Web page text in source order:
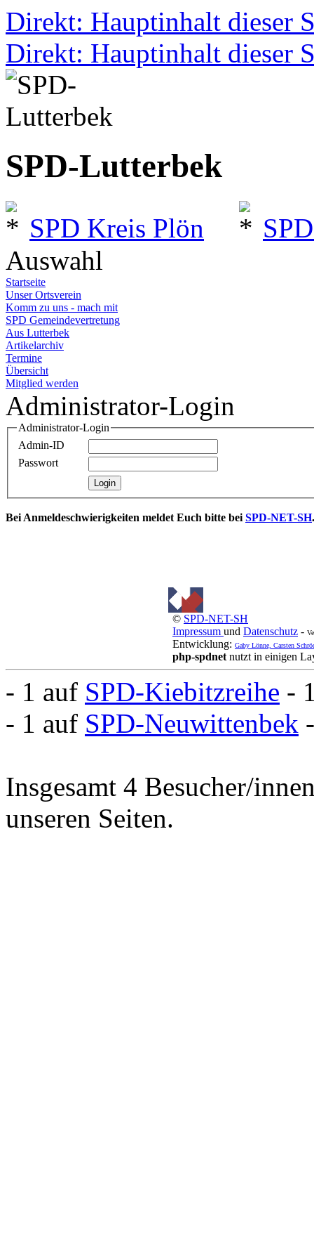
Direkt: Hauptinhalt dieser
Direkt: Hauptinhalt dieser
SPD-Lutterbek
SPD Kreis Plön
Auswahl
Startseite
Unser Ortsverein
Komm zu uns - mach mit
SPD Gemeindevertretung
Aus Lutterbek
Artikelarchiv
Termine
Übersicht
Mitglied werden
Administrator-Login
Administrator-Login
Admin-ID
Passwort
Bei Anmeldeschwierigkeiten meldet Euch bitte beiSPD-NET-SH.
© SPD-NET-SH
Impressum und Datenschutz -
Entwicklung: Gaby Lönne, Carsten
php-spdnetnutzt in einigen
- 1 auf SPD-Kiebitzreihe -
- 1 auf SPD-Neuwittenbek
Insgesamt 4 Besucher/
unseren Seiten.